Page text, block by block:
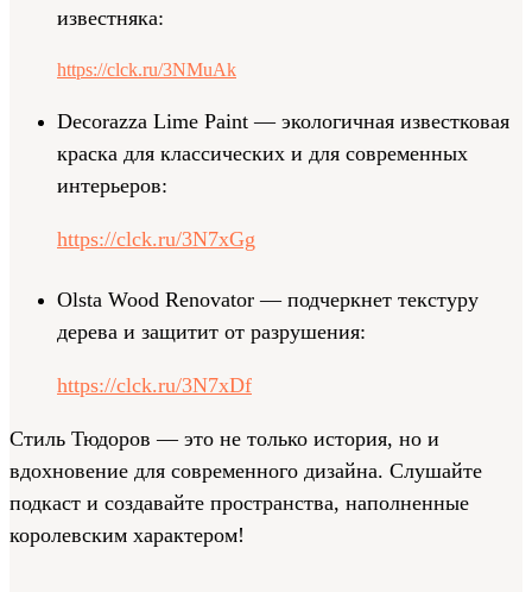
известняка:
https://clck.ru/3NMuAk
Decorazza Lime Paint — экологичная известковая
краска для классических и для современных
интерьеров:
https://clck.ru/3N7xGg
Olsta Wood Renovator — подчеркнет текстуру
дерева и защитит от разрушения:
https://clck.ru/3N7xDf
Стиль Тюдоров — это не только история, но и
вдохновение для современного дизайна. Слушайте
подкаст и создавайте пространства, наполненные
королевским характером!